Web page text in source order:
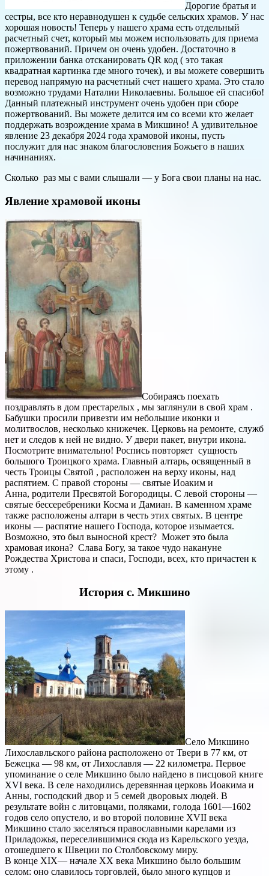
Дорогие братья и
сестры, все кто неравнодушен к судьбе сельских храмов. У нас
хорошая новость! Теперь у нашего храма есть отдельный
расчетный счет, который мы можем использовать для приема
пожертвований. Причем он очень удобен. Достаточно в
приложении банка отсканировать QR код ( это такая
квадратная картинка где много точек), и вы можете совершить
перевод напрямую на расчетный счет нашего храма. Это стало
возможно трудами Наталии Николаевны. Большое ей спасибо!
Данный платежный инструмент очень удобен при сборе
пожертвований. Вы можете делится им со всеми кто желает
поддержать возрождение храма в Микшино! А удивительное
явление 23 декабря 2024 года храмовой иконы, пусть
послужит для нас знаком благословения Божьего в наших
начинаниях.
Сколько раз мы с вами слышали — у Бога свои планы на нас.
Явление храмовой иконы
Собираясь поехать
поздравлять в дом престарелых , мы заглянули в свой храм .
Бабушки просили привезти им небольшие иконки и
молитвослов, несколько книжечек. Церковь на ремонте, служб
нет и следов к ней не видно. У двери пакет, внутри икона.
Посмотрите внимательно! Роспись повторяет сущность
большого Троицкого храма. Главный алтарь, освященный в
честь Троицы Святой , расположен на верху иконы, над
распятием. С правой стороны — святые Иоаким и
Анна, родители Пресвятой Богородицы. С левой стороны —
святые бессеребреники Косма и Дамиан. В каменном храме
также расположены алтари в честь этих святых. В центре
иконы — распятие нашего Господа, которое изымается.
Возможно, это был выносной крест? Может это была
храмовая икона? Слава Богу, за такое чудо накануне
Рождества Христова и спаси, Господи, всех, кто причастен к
этому .
История с. Микшино
Село Микшино
Лихославльского района расположено от Твери в 77 км, от
Бежецка — 98 км, от Лихославля — 22 километра. Первое
упоминание о селе Микшино было найдено в писцовой книге
XVI века. В селе находились деревянная церковь Иоакима и
Анны, господский двор и 5 семей дворовых людей. В
результате войн с литовцами, поляками, голода 1601—1602
годов село опустело, и во второй половине XVII века
Микшино стало заселяться православными карелами из
Приладожья, переселившимися сюда из Карельского уезда,
отошедшего к Швеции по Столбовскому миру.
В конце XIX— начале XX века Микшино было большим
селом: оно славилось торговлей, было много купцов и